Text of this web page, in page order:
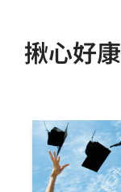
揪心好康